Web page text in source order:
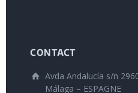
CONTACT
Avda Andalucía s/n
Málaga – ESPAGNE